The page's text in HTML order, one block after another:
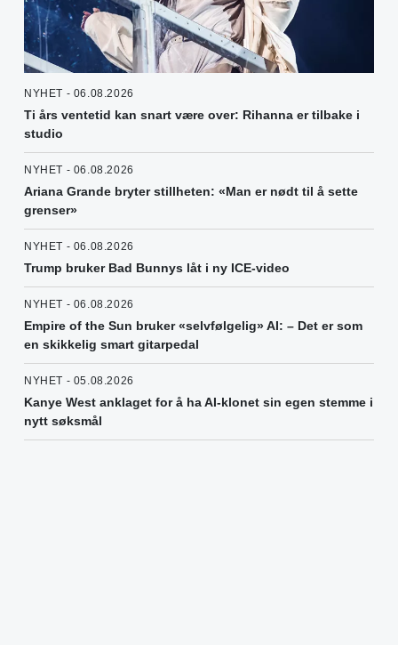
NYHET - 06.08.2026
Ti års ventetid kan snart være over: Rihanna er tilbake i
studio
NYHET - 06.08.2026
Ariana Grande bryter stillheten: «Man er nødt til å sette
grenser»
NYHET - 06.08.2026
Trump bruker Bad Bunnys låt i ny ICE-video
NYHET - 06.08.2026
Empire of the Sun bruker «selvfølgelig» AI: – Det er som
en skikkelig smart gitarpedal
NYHET - 05.08.2026
Kanye West anklaget for å ha AI-klonet sin egen stemme i
nytt søksmål